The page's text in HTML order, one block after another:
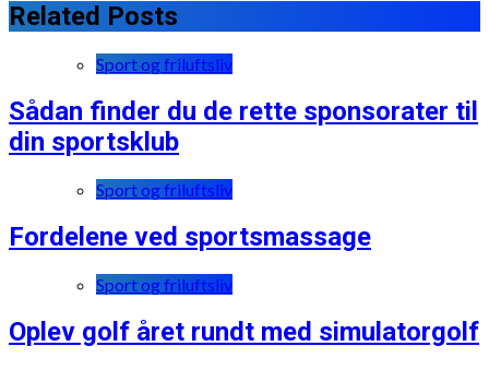
Related Posts
Sport og friluftsliv
Sådan finder du de rette sponsorater til
din sportsklub
Sport og friluftsliv
Fordelene ved sportsmassage
Sport og friluftsliv
Oplev golf året rundt med simulatorgolf